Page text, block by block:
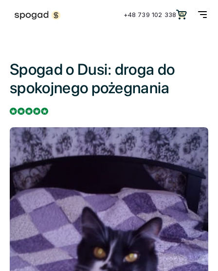
+48 739 102 338 0
Spogad o Dusi: droga do
spokojnego pożegnania